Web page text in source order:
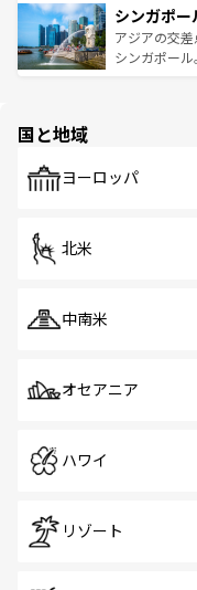
参照してほし
激する。気候
が待ってい
た文化、そ
み、どこを訪
ており、効
うな絶景か
シンガポー
アジアの交
シンガポー
で、ホーカー
国と地域
ヨーロッパ
北米
中南米
オセアニア
ハワイ
リゾート